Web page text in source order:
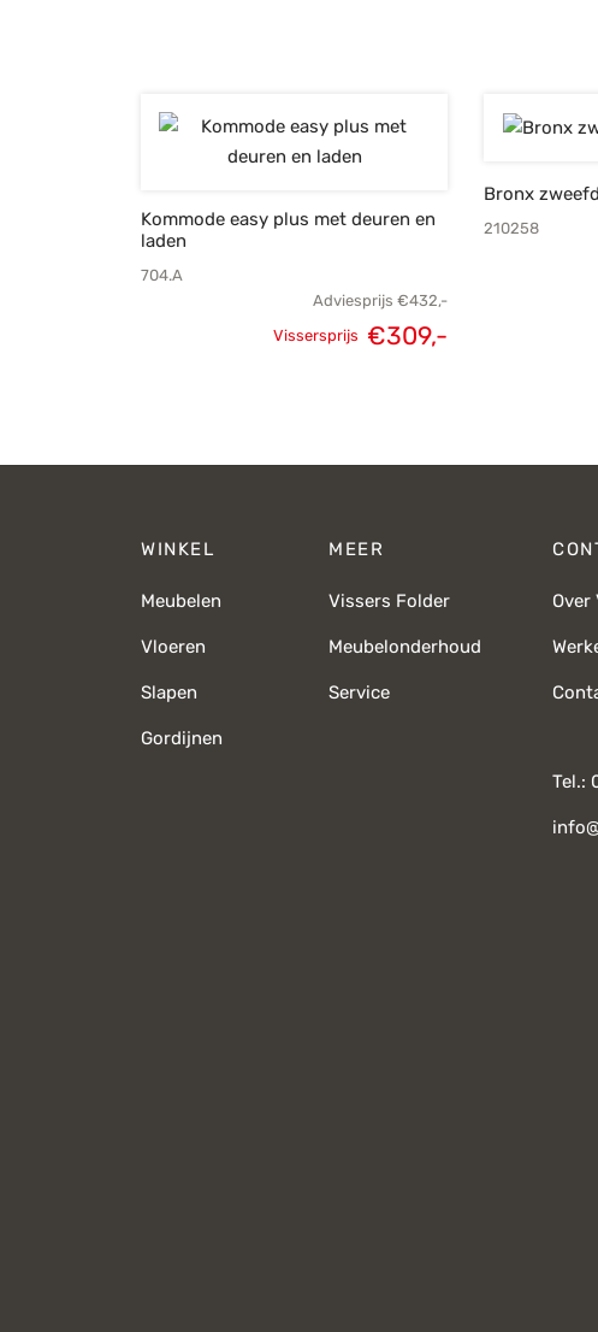
Kommode easy plus met deuren en
laden
704.A
Adviesprijs €432,-
Vissersprijs €309,-
Bronx
210258
WINKEL
Meubelen
Vloeren
Slapen
Gordijnen
MEER
Vissers Folder
Meubelonderhoud
Service
Over
Tel.: